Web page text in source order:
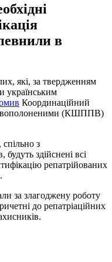
в
які, за твердженням
українським
Координаційний
(КШППВ)
з
здійснені всі
репатрійованих
за злагоджену роботу
до репатріаційних